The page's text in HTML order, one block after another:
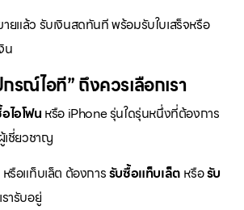
ยแล้ว รับเงินสดทันที พร้อมรับใบเสร็จหรือ
น
รณ์ไอที” ถึงควรเลือกเรา
ไอโฟน หรือ iPhone รุ่นใดรุ่นหนึ่งที่ต้องการ
เชี่ยวชาญ
อแท็บเล็ต ต้องการรับซื้อแท็บเล็ต หรือรับ
ารับอยู่